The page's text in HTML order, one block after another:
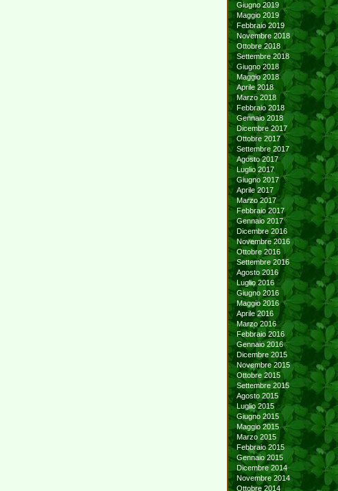
Giugno 2019
Maggio 2019
Febbraio 2019
Novembre 2018
Ottobre 2018
Settembre 2018
Giugno 2018
Maggio 2018
Aprile 2018
Marzo 2018
Febbraio 2018
Gennaio 2018
Dicembre 2017
Ottobre 2017
Settembre 2017
Agosto 2017
Luglio 2017
Giugno 2017
Aprile 2017
Marzo 2017
Febbraio 2017
Gennaio 2017
Dicembre 2016
Novembre 2016
Ottobre 2016
Settembre 2016
Agosto 2016
Luglio 2016
Giugno 2016
Maggio 2016
Aprile 2016
Marzo 2016
Febbraio 2016
Gennaio 2016
Dicembre 2015
Novembre 2015
Ottobre 2015
Settembre 2015
Agosto 2015
Luglio 2015
Giugno 2015
Maggio 2015
Marzo 2015
Febbraio 2015
Gennaio 2015
Dicembre 2014
Novembre 2014
Ottobre 2014